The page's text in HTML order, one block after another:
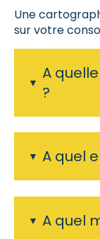
Une
sur votre
A
?
A quel
A quel